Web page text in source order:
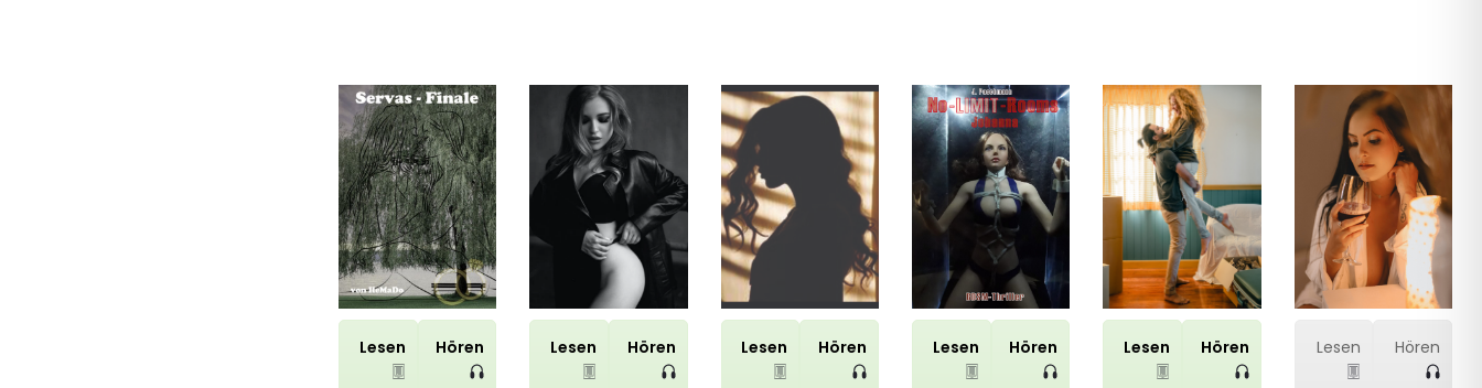
Lesen Hören Lesen Hören Lesen Hören Lesen Hören Lesen Hören Lesen Hören